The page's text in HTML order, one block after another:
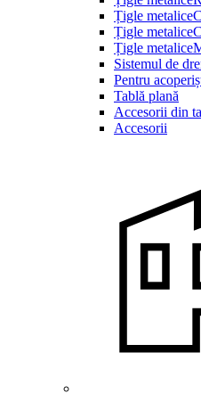
Țigle metalice
Țigle metalice
Țigle metalice
Sistemul de
Pentru
Tablă plană
Accesorii din
Accesorii